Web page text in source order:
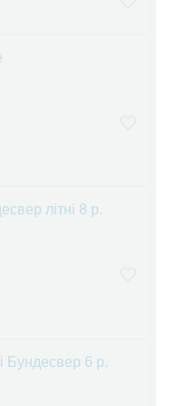
літні 8 р.
Бундесвер 6 р.